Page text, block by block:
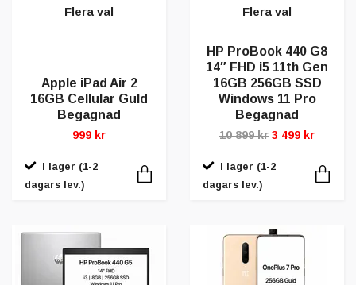
Flera val
Apple iPad Air 2
16GB Cellular Guld
Begagnad
999 kr
I lager (1-2
dagars lev.)
Flera val
HP ProBook 440 G8
14″ FHD i5 11th Gen
16GB 256GB SSD
Windows 11 Pro
Begagnad
10 899 kr 3 499 kr
I lager (1-2
dagars lev.)